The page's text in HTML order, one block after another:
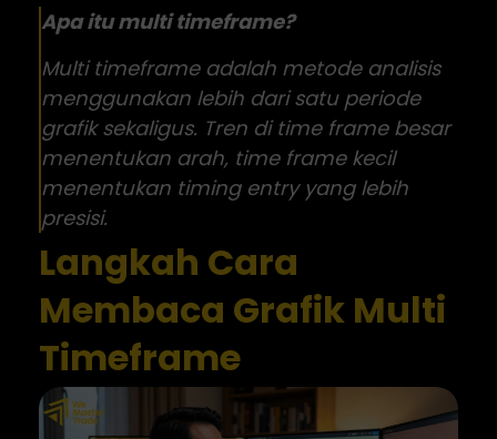
Apa itu multi timeframe?
Multi timeframe adalah metode analisis
menggunakan lebih dari satu periode
grafik sekaligus. Tren di time frame besar
menentukan arah, time frame kecil
menentukan timing entry yang lebih
presisi.
Langkah Cara
Membaca Grafik Multi
Timeframe